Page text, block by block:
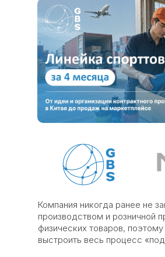
Компания никогда ранее не
производством и розничной
физических товаров,
выстроить весь процесс